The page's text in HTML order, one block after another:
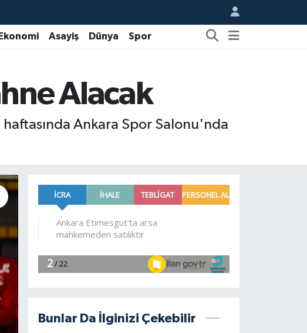
Ekonomi Asayiş Dünya Spor
Alacak
Ankara Spor Salonu'nda
Bunlar Da İlginizi Çekebilir